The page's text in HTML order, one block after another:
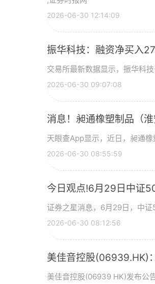
2026-06-30 12:14:09
振华科技：融资净买入
交易所最新数据显示，振华科
2026-06-30 09:07:08
消息！昶通橡塑制品（
天眼查App显示，近日，昶通
2026-06-30 08:55:59
今日观点!6月29日中证
证券之星消息，6月29日，中
2026-06-30 08:12:56
美佳音控股(06939.HK)
美佳音控股(06939 HK)发布公